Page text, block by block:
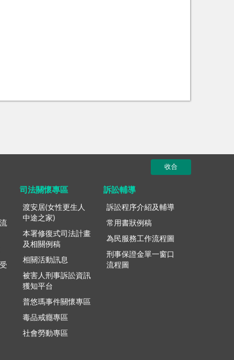
收合
司法關懷專區
渡安居(女性更生人
中途之家)
本署修復式司法計畫
及相關例稿
相關活動訊息
被害人刑事訴訟資訊
獲知平台
普悠瑪事件關懷專區
毒品戒癮專區
社會勞動專區
訴訟輔導
訴訟程序介紹及輔導
常用書狀例稿
為民服務工作流程圖
刑事保證金單一窗口
流程圖